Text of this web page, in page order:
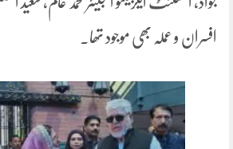
افسران و عملہ بھی موجود تھا۔